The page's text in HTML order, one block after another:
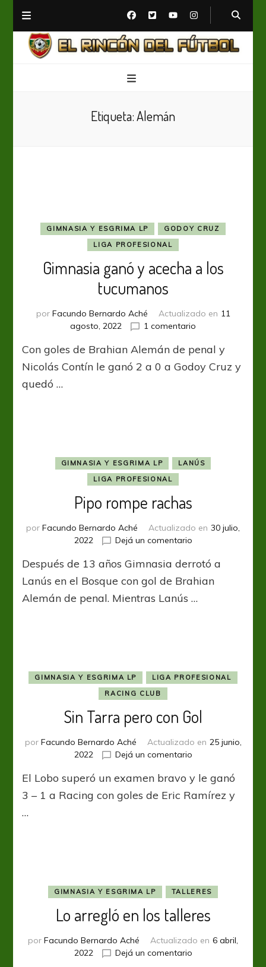
Etiqueta:Alemán
GIMNASIA Y ESGRIMA LP
GODOY CRUZ
LIGA PROFESIONAL
Gimnasia ganó y acecha a los
tucumanos
por Facundo Bernardo Aché Actualizado en 11
agosto, 2022
1 comentario
ganó
y
acecha
Con goles de Brahian Alemán de penal y
Nicolás Contín le ganó 2 a 0 a Godoy Cruz y
quedó …
GIMNASIA Y ESGRIMA LP
LANÚS
LIGA PROFESIONAL
Pipo rompe rachas
por Facundo Bernardo Aché Actualizado en 30 julio,
2022
Dejá un comentarioen
rompe
rachas
Después de 13 años Gimnasia derrotó a
Lanús en el Bosque con gol de Brahian
Alemán de penal. Mientras Lanús …
GIMNASIA Y ESGRIMA LP
LIGA PROFESIONAL
RACING CLUB
Sin Tarra pero con Gol
por Facundo Bernardo Aché Actualizado en 25 junio,
2022
Dejá un comentarioen
Tarra
pero
El Lobo superó un examen bravo y le ganó
3 – 1 a Racing con goles de Eric Ramírez y
…
GIMNASIA Y ESGRIMA LP TALLERES
Lo arregló en los talleres
por Facundo Bernardo Aché Actualizado en 6 abril,
2022
Dejá un comentarioen